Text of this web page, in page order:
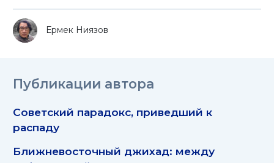
Ермек Ниязов
Публикации автора
Советский парадокс, приведший к
распаду
Ближневосточный джихад: между